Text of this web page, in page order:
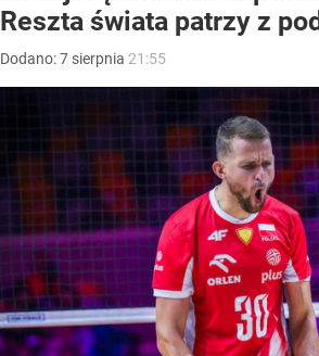
Reszta świata patrzy z
Dodano:7 sierpnia 21:55